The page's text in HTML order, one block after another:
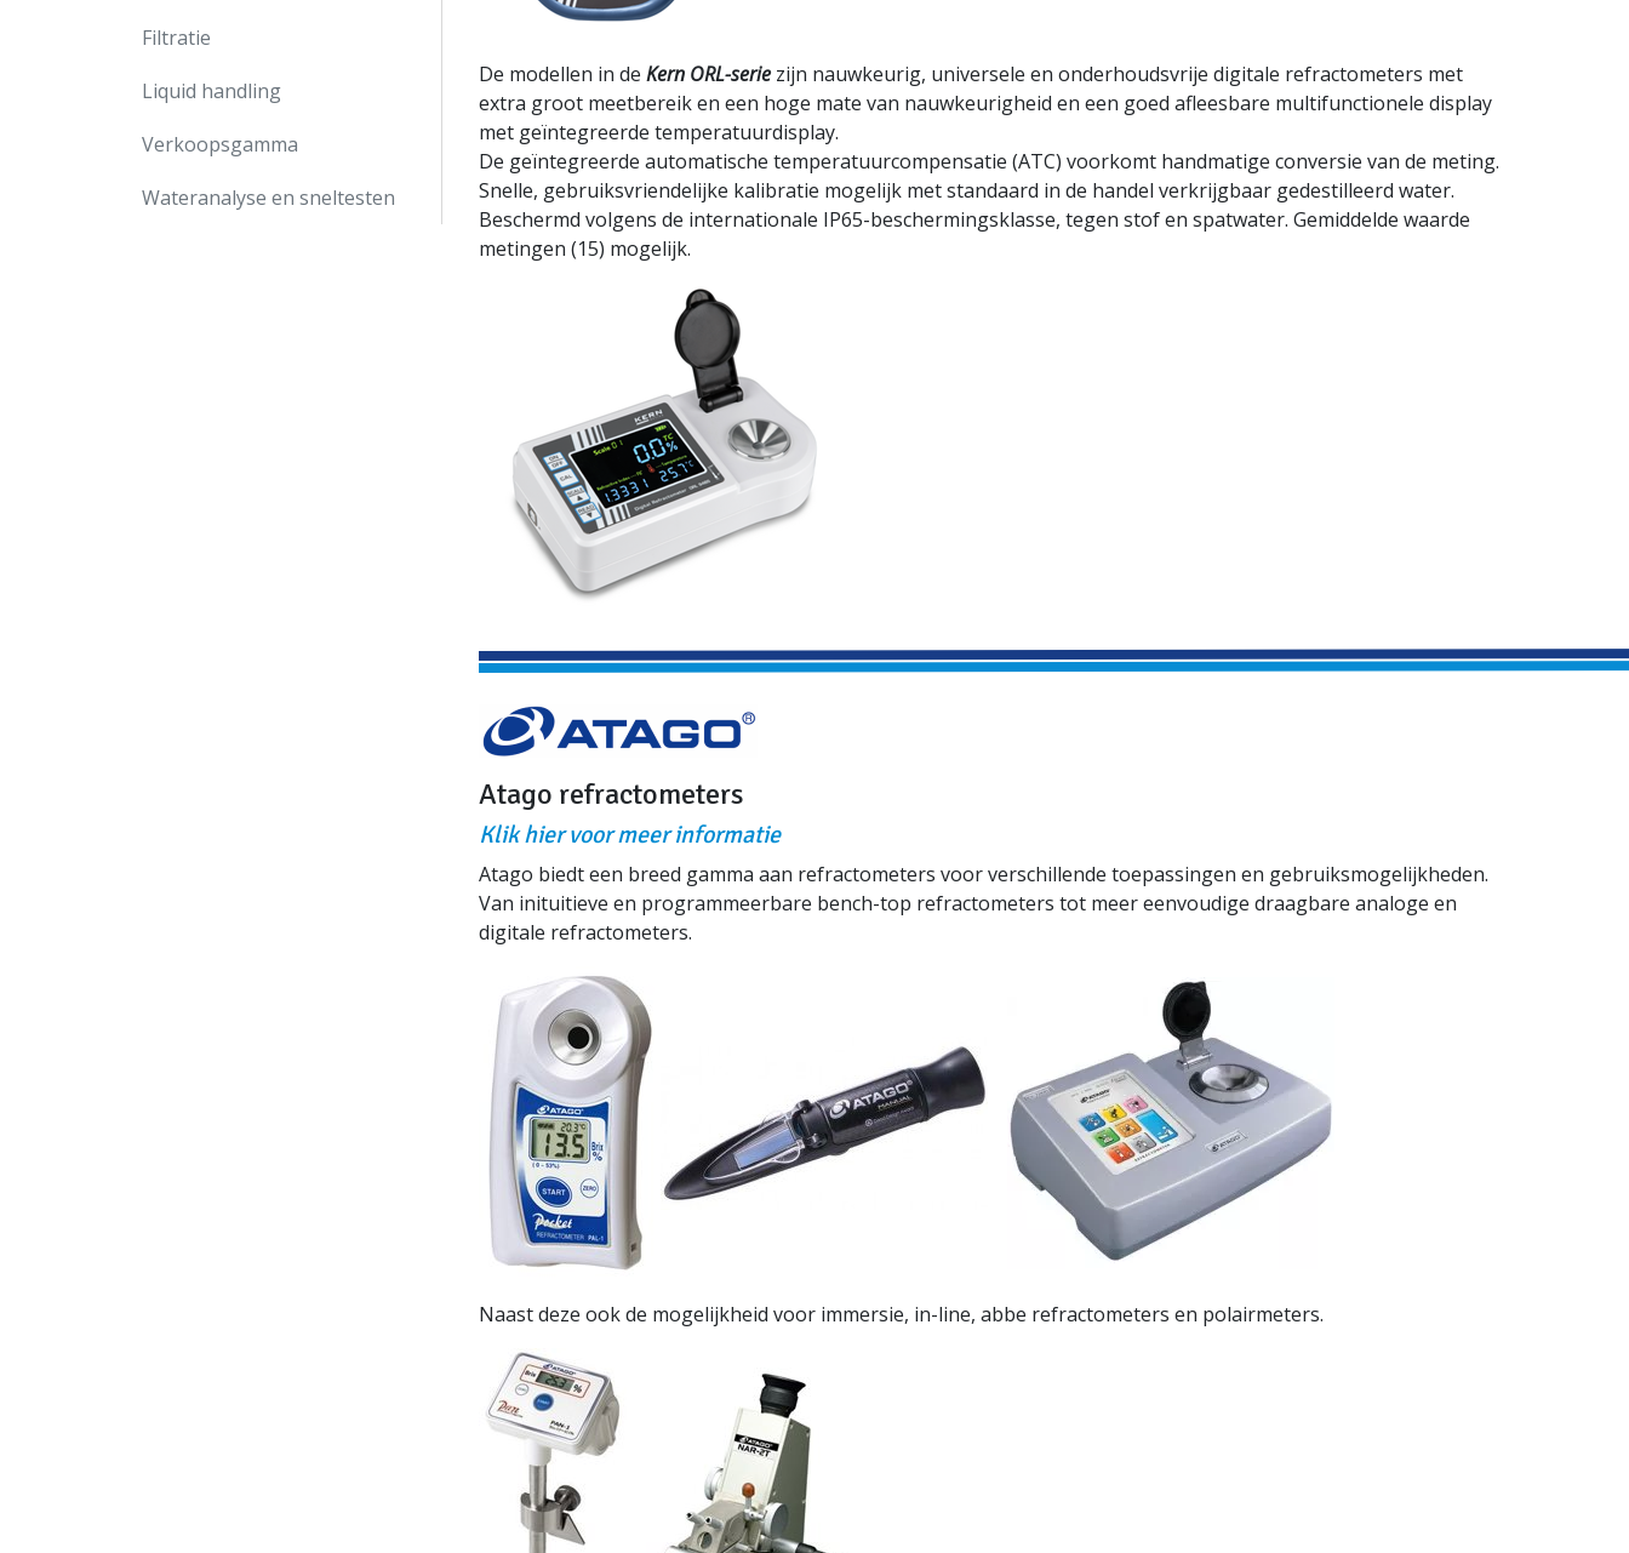
Filtratie
Liquid handling
Verkoopsgamma
Wateranalyse en sneltesten
De modellen in de Kern ORL-serie zijn nauwkeurig, universele en onderhoudsvrije digitale refractometers met
extra groot meetbereik en een hoge mate van nauwkeurigheid en een goed afleesbare multifunctionele display
met geïntegreerde temperatuurdisplay.
De geïntegreerde automatische temperatuurcompensatie (ATC) voorkomt handmatige conversie van de meting.
Snelle, gebruiksvriendelijke kalibratie mogelijk met standaard in de handel verkrijgbaar gedestilleerd water.
Beschermd volgens de internationale IP65-beschermingsklasse, tegen stof en spatwater. Gemiddelde waarde
metingen (15) mogelijk.
Atago refractometers
Klik hier voor meer informatie
Atago biedt een breed gamma aan refractometers voor verschillende toepassingen en gebruiksmogelijkheden.
Van inituitieve en programmeerbare bench-top refractometers tot meer eenvoudige draagbare analoge en
digitale refractometers.
Naast deze ook de mogelijkheid voor immersie, in-line, abbe refractometers en polairmeters.